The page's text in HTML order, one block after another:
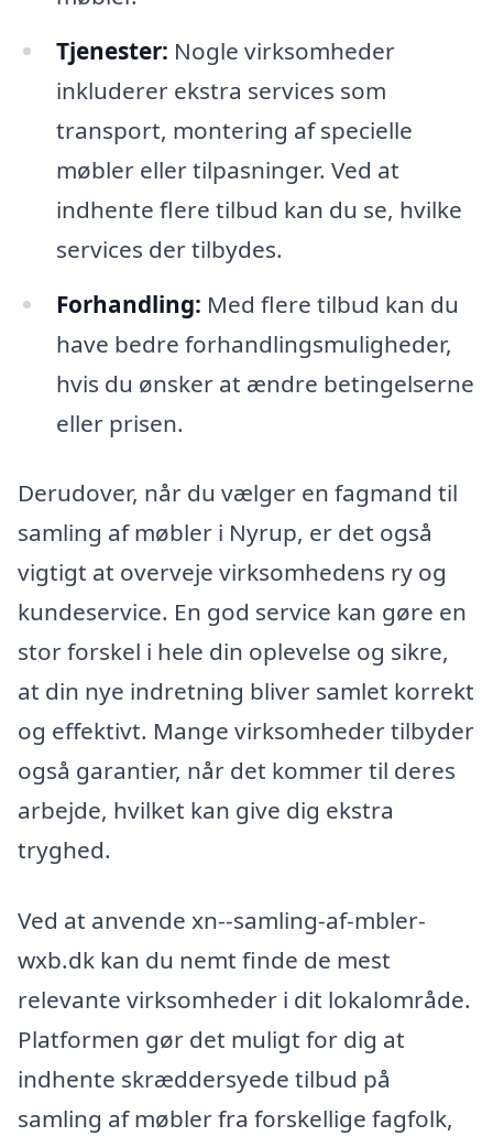
Tjenester: Nogle virksomheder
inkluderer ekstra services som
transport, montering af specielle
møbler eller tilpasninger. Ved at
indhente flere tilbud kan du se, hvilke
services der tilbydes.
Forhandling: Med flere tilbud kan du
have bedre forhandlingsmuligheder,
hvis du ønsker at ændre betingelserne
eller prisen.
Derudover, når du vælger en fagmand til
samling af møbler i Nyrup, er det også
vigtigt at overveje virksomhedens ry og
kundeservice. En god service kan gøre en
stor forskel i hele din oplevelse og sikre,
at din nye indretning bliver samlet korrekt
og effektivt. Mange virksomheder tilbyder
også garantier, når det kommer til deres
arbejde, hvilket kan give dig ekstra
tryghed.
Ved at anvende xn--samling-af-mbler-
wxb.dk kan du nemt finde de mest
relevante virksomheder i dit lokalområde.
Platformen gør det muligt for dig at
indhente skræddersyede tilbud på
samling af møbler fra forskellige fagfolk,